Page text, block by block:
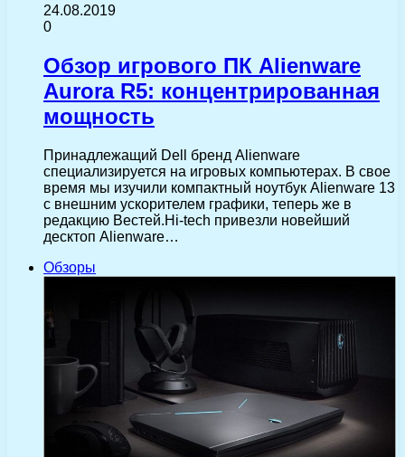
24.08.2019
0
Обзор игрового ПК Alienware
Aurora R5: концентрированная
мощность
Принадлежащий Dell бренд Alienware
специализируется на игровых компьютерах. В свое
время мы изучили компактный ноутбук Alienware 13
с внешним ускорителем графики, теперь же в
редакцию Вестей.Hi-tech привезли новейший
десктоп Alienware…
Обзоры